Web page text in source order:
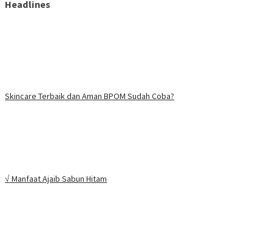
Headlines
Skincare Terbaik dan Aman BPOM Sudah Coba?
√ Manfaat Ajaib Sabun Hitam